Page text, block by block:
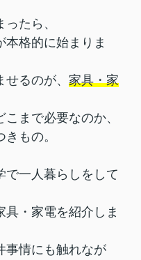
たら、
本格的に始まりま
るのが、 家具・家
まで必要なのか、
もの。
で一人暮らしをして
・家電を紹介しま
事情にも触れなが